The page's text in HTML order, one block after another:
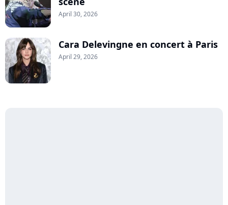
April 30, 2026
Cara Delevingne en concert à Paris
April 29, 2026